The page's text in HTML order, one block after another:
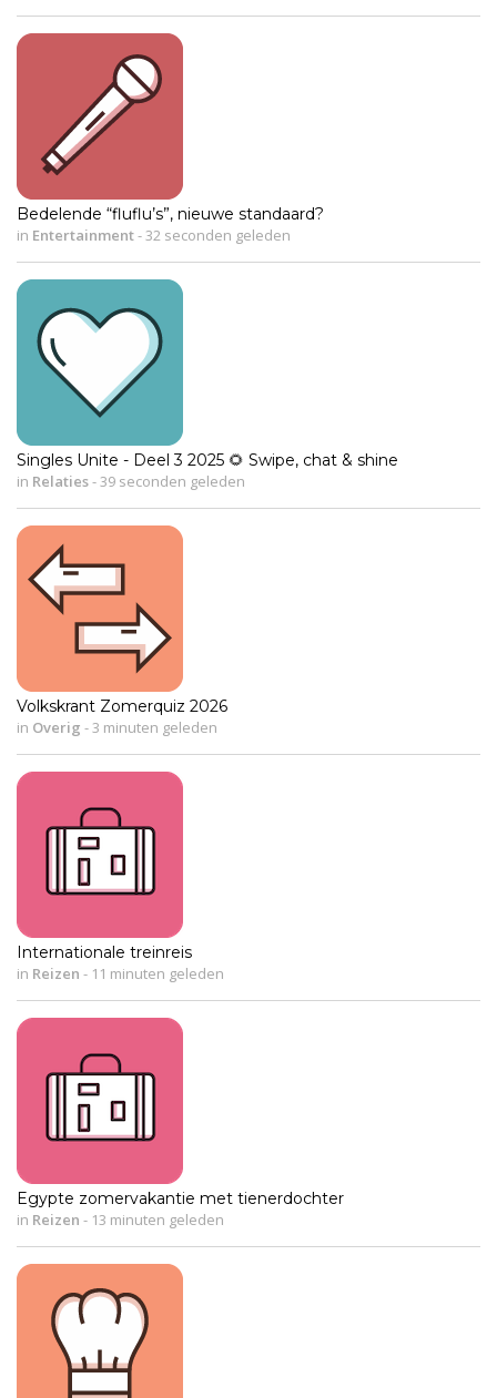
Bedelende “fluflu’s”, nieuwe standaard?
in Entertainment-32 seconden geleden
Singles Unite - Deel 3 2025 🌻 Swipe, chat & shine
in Relaties-39 seconden geleden
Volkskrant Zomerquiz 2026
in Overig -3 minuten geleden
Internationale treinreis
in Reizen - 11 minuten geleden
Egypte zomervakantie met tienerdochter
in Reizen - 13 minuten geleden